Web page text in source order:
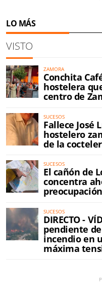
LO MÁS
VISTO
ZAMORA
Conchita
hostelera
centro de
SUCESOS
Fallece José
hostelero
de la
SUCESOS
El cañón de
concentra
SUCESOS
DIRECTO -
pendiente
incendio en
máxima